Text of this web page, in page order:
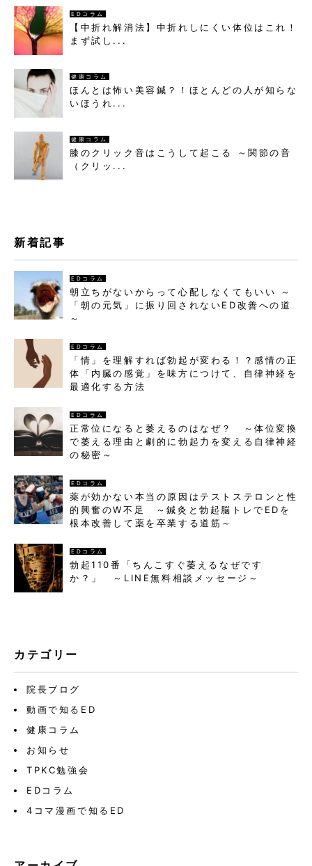
EDコラム
【中折れ解消法】中折れしにくい体位はこれ！
まず試し...
健康コラム
ほんとは怖い美容鍼？！ほとんどの人が知らな
いほうれ...
健康コラム
膝のクリック音はこうして起こる ～関節の音
（クリッ...
新着記事
EDコラム
朝立ちがないからって心配しなくてもいい ～
「朝の元気」に振り回されないED改善への道
～
EDコラム
「情」を理解すれば勃起が変わる！？感情の正
体「内臓の感覚」を味方につけて、自律神経を
最適化する方法
EDコラム
正常位になると萎えるのはなぜ？ ～体位変換
で萎える理由と劇的に勃起力を変える自律神経
の秘密～
EDコラム
薬が効かない本当の原因はテストステロンと性
的興奮のW不足 ～鍼灸と勃起脳トレでEDを
根本改善して薬を卒業する道筋～
EDコラム
勃起110番「ちんこすぐ萎えるなぜです
か？」 ～LINE無料相談メッセージ～
カテゴリー
院長ブログ
動画で知るED
健康コラム
お知らせ
TPKC勉強会
EDコラム
4コマ漫画で知るED